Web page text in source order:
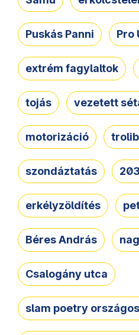
Puskás Panni Pro
extrém fagylaltok
tojás vezetett
motorizáció
szondáztatás
erkélyzöldítés
Béres András
Csalogány utca
slam poetry